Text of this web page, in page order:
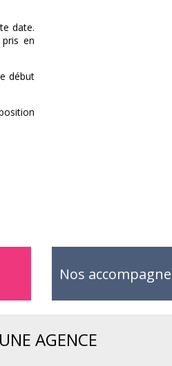
date.
en
début
Nos
AGENCE